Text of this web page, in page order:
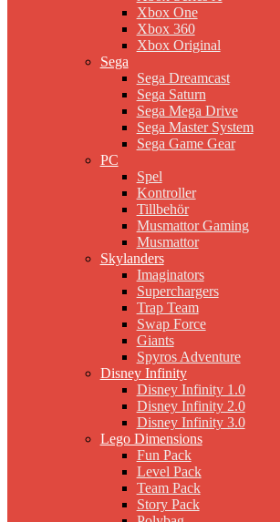
Xbox One
Xbox 360
Xbox Original
Sega
Sega Dreamcast
Sega Saturn
Sega Mega Drive
Sega Master System
Sega Game Gear
PC
Spel
Kontroller
Tillbehör
Musmattor Gaming
Musmattor
Skylanders
Imaginators
Superchargers
Trap Team
Swap Force
Giants
Spyros Adventure
Disney Infinity
Disney Infinity 1.0
Disney Infinity 2.0
Disney Infinity 3.0
Lego Dimensions
Fun Pack
Level Pack
Team Pack
Story Pack